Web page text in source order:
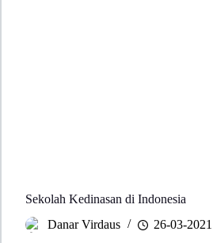
Sekolah Kedinasan di Indonesia
Danar Virdaus
26-03-2021